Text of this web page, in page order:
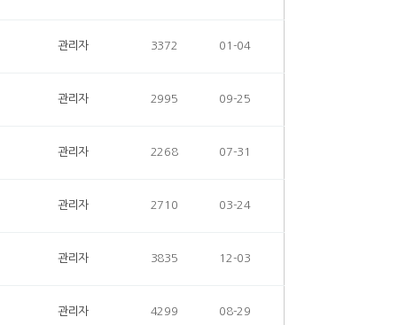
관리자 3372 01-04
관리자 2995 09-25
관리자 2268 07-31
관리자 2710 03-24
관리자 3835 12-03
관리자 4299 08-29